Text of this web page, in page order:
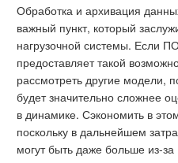
Обработка и архивация
важный пункт, который
нагрузочной системы. Если
предоставляет такой
рассмотреть другие модели,
будет значительно сложнее
в динамике. Сэкономить в
поскольку в дальнейшем
могут быть даже больше из-за